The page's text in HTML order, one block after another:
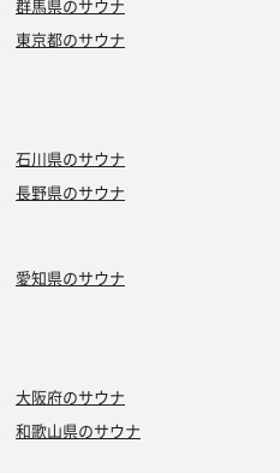
群馬県のサウナ
東京都のサウナ
石川県のサウナ
長野県のサウナ
愛知県のサウナ
大阪府のサウナ
和歌山県のサウナ